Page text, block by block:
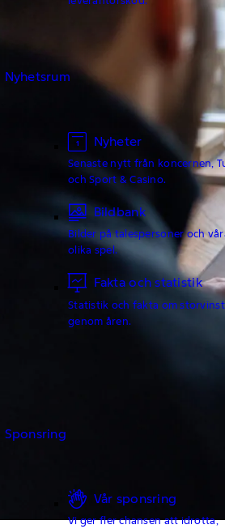
Nyhetsrum
Nyheter
Senaste nytt från koncernen,
och Sport & Casino.
Bildbank
Bilder på talespersoner och
olika spel.
Fakta och statistik
Statistik och fakta om
genom åren.
Sponsring
Vår sponsring
Vi ger fler chansen att idrotta,